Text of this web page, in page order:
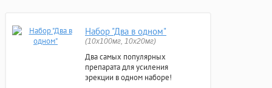
Набор "Два в одном"
(10x100мг, 10x20мг)
Два самых популярных
препарата для усиления
эрекции в одном наборе!